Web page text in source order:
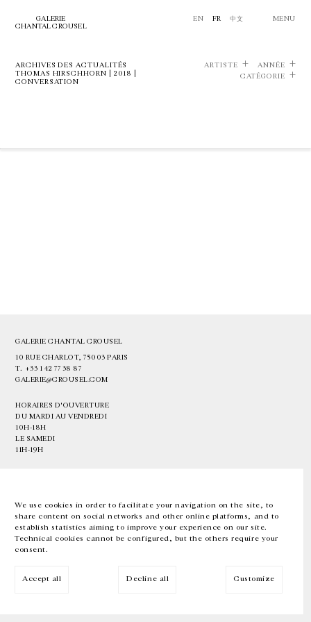
We use cookies in order to facilitate your navigation on the site, to
share content on social networks and other online platforms, and to
establish statistics aiming to improve your experience on our site.
Technical cookies cannot be configured, but the others require your
consent.
Accept all Decline all Customize
GALERIE
CHANTAL CROUSEL
EN FR 中文 MENU
ARCHIVES DES ACTUALITÉS
THOMAS HIRSCHHORN | 2018 |
CONVERSATION
ARTISTE
ANNÉE
CATÉGORIE
GALERIE CHANTAL CROUSEL
10 RUE CHARLOT, 75003 PARIS
T. +33 1 42 77 38 87
GALERIE@CROUSEL.COM
HORAIRES D'OUVERTURE
DU MARDI AU VENDREDI
10H-18H
LE SAMEDI
11H-19H
EN FR 中文 Facebook Instagram
Inscrivez-vous à notre newsletter